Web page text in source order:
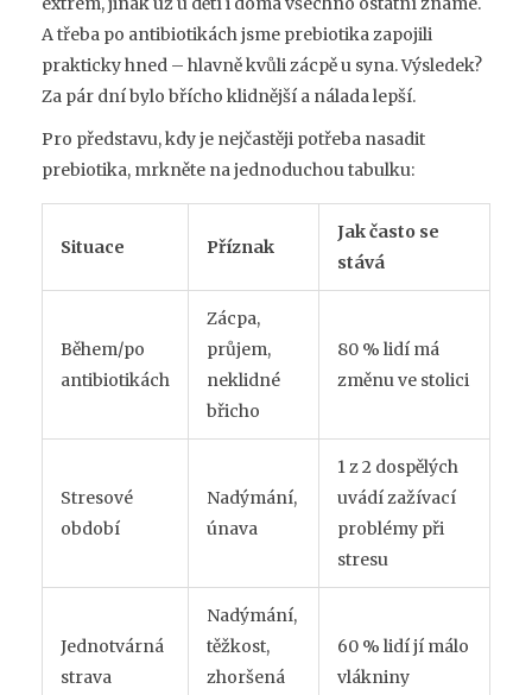
A třeba po antibiotikách jsme prebiotika zapojili
prakticky hned – hlavně kvůli zácpě u syna. Výsledek?
Za pár dní bylo břícho klidnější a nálada lepší.
Pro představu, kdy je nejčastěji potřeba nasadit
prebiotika, mrkněte na jednoduchou tabulku:
Situace Příznak
Jak často se
stává
Během/po
antibiotikách
Zácpa,
průjem,
neklidné
břicho
80 % lidí má
změnu ve stolici
Stresové
období
Nadýmání,
únava
1 z 2 dospělých
uvádí zažívací
problémy při
stresu
Jednotvárná
strava
Nadýmání,
těžkost,
zhoršená
60 % lidí jí málo
vlákniny